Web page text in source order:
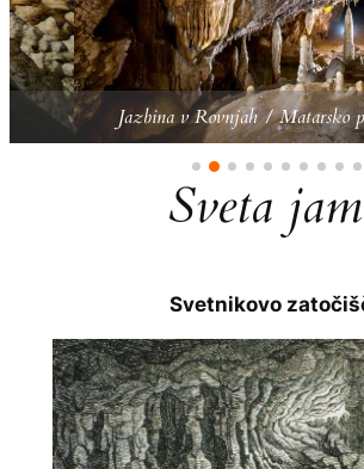
Jazbina v Rovnjah / Matarsko
Sveta
Svetnikovo